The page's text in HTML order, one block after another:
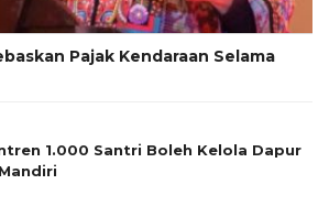
Pajak Kendaraan Selama
1.000 Santri Boleh Kelola Dapur